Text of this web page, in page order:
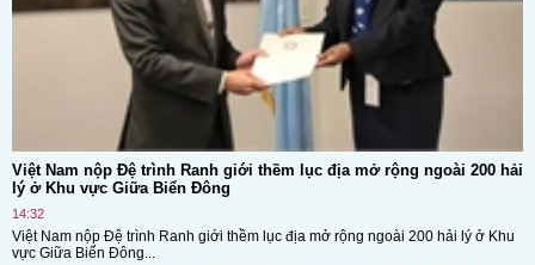
Việt Nam nộp Đệ trình Ranh giới thềm lục địa mở rộng ngoài 200 hải
lý ở Khu vực Giữa Biển Đông
14:32
Việt Nam nộp Đệ trình Ranh giới thềm lục địa mở rộng ngoài 200 hải lý ở Khu
vực Giữa Biển Đông...